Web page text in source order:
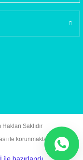
Saklıdır
ile korunmaktadır.
e- ile